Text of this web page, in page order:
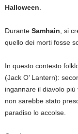
Halloween
Durante Samhain , si
quello dei morti fosse
In questo contesto
(Jack O’ Lantern):
ingannare il diavolo
non sarebbe stato
paradiso lo accolse.